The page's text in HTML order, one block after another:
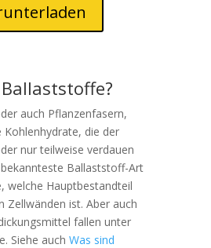
auch Pflanzenfasern,
die der
nur teilweise verdauen
Ballaststoff-Art
welche Hauptbestandteil
Zellwänden ist. Aber auch
fallen unter
Siehe auch Was sind